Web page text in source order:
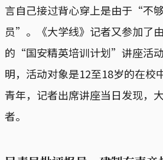
言自己接过背心穿上是由于“不
员”。《大学线》记者又参加了
的“国安精英培训计划”讲座活
明，活动对象是12至18岁的在校
青年，记者出席讲座当日发现，
者。